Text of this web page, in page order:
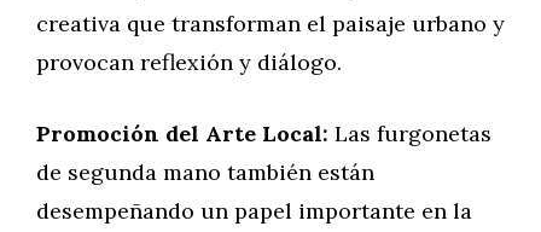
creativa que transforman el paisaje urbano y
provocan reflexión y diálogo.
Promoción del Arte Local: Las furgonetas
de segunda mano también están
desempeñando un papel importante en la